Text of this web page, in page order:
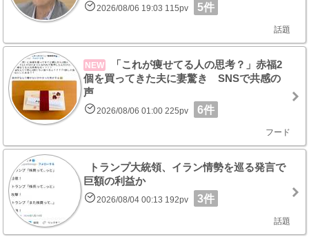
2026/08/06 19:03 115pv 5件
話題
NEW
「これが痩せてる人の思考？」赤福2
個を買ってきた夫に妻驚き SNSで共感の
声
2026/08/06 01:00 225pv 6件
フード
トランプ大統領、イラン情勢を巡る発言で
巨額の利益か
2026/08/04 00:13 192pv 3件
話題